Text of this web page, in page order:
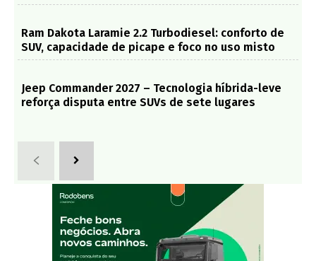
Ram Dakota Laramie 2.2 Turbodiesel: conforto de
SUV, capacidade de picape e foco no uso misto
Jeep Commander 2027 – Tecnologia híbrida-leve
reforça disputa entre SUVs de sete lugares